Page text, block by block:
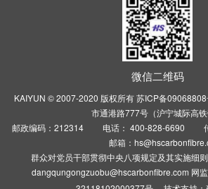
微信二维码
KAIYUN © 2007-2020 版权所有苏ICP备09068808
市通港路777号（沪宁城际高铁
邮政编码：212314 电话： 400-828-6690 传
邮箱：
群众对党员干部贯彻中央八项规定及其实施细
dangqungongzuobu@hscarbonfibre.com 网